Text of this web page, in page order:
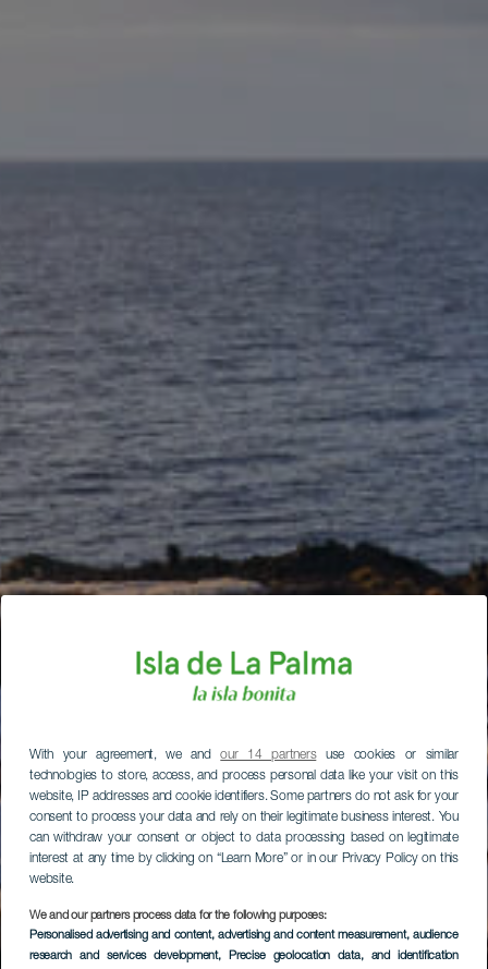
With your agreement, we andour 14 partnersuse cookies or similar
technologies to store, access, and process personal data like your visit on this
website, IP addresses and cookie identifiers. Some partners do not ask for your
consent to process your data and rely on their legitimate business interest. You
can withdraw your consent or object to data processing based on legitimate
interest at any time by clicking on “Learn More” or in our Privacy Policy on this
website.
We and our partners process data for the following purposes:
Personalised advertising and content, advertising and content measurement, audience
research and services development, Precise geolocation data, and identification